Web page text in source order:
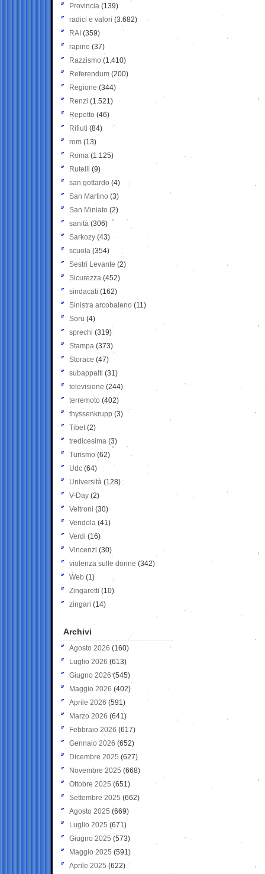
Provincia (139)
radici e valori (3.682)
RAI (359)
rapine (37)
Razzismo (1.410)
Referendum (200)
Regione (344)
Renzi (1.521)
Repetto (46)
Rifiuti (84)
rom (13)
Roma (1.125)
Rutelli (9)
san gottardo (4)
San Martino (3)
San Miniato (2)
sanità (306)
Sarkozy (43)
scuola (354)
Sestri Levante (2)
Sicurezza (452)
sindacati (162)
Sinistra arcobaleno (11)
Soru (4)
sprechi (319)
Stampa (373)
Storace (47)
subappalti (31)
televisione(244)
terremoto (402)
thyssenkrupp (3)
Tibet(2)
tredicesima (3)
Turismo (62)
Udc (64)
Università (128)
V-Day (2)
Veltroni (30)
Vendola (41)
Verdi (16)
Vincenzi (30)
violenza sulle donne (342)
Web (1)
Zingaretti (10)
zingari (14)
Archivi
Agosto 2026 (160)
Luglio 2026 (613)
Giugno 2026 (545)
Maggio 2026 (402)
Aprile 2026 (591)
Marzo 2026 (641)
Febbraio 2026 (617)
Gennaio 2026 (652)
Dicembre 2025 (627)
Novembre 2025 (668)
Ottobre 2025 (651)
Settembre 2025 (662)
Agosto 2025 (669)
Luglio 2025 (671)
Giugno 2025 (573)
Maggio 2025 (591)
Aprile 2025 (622)